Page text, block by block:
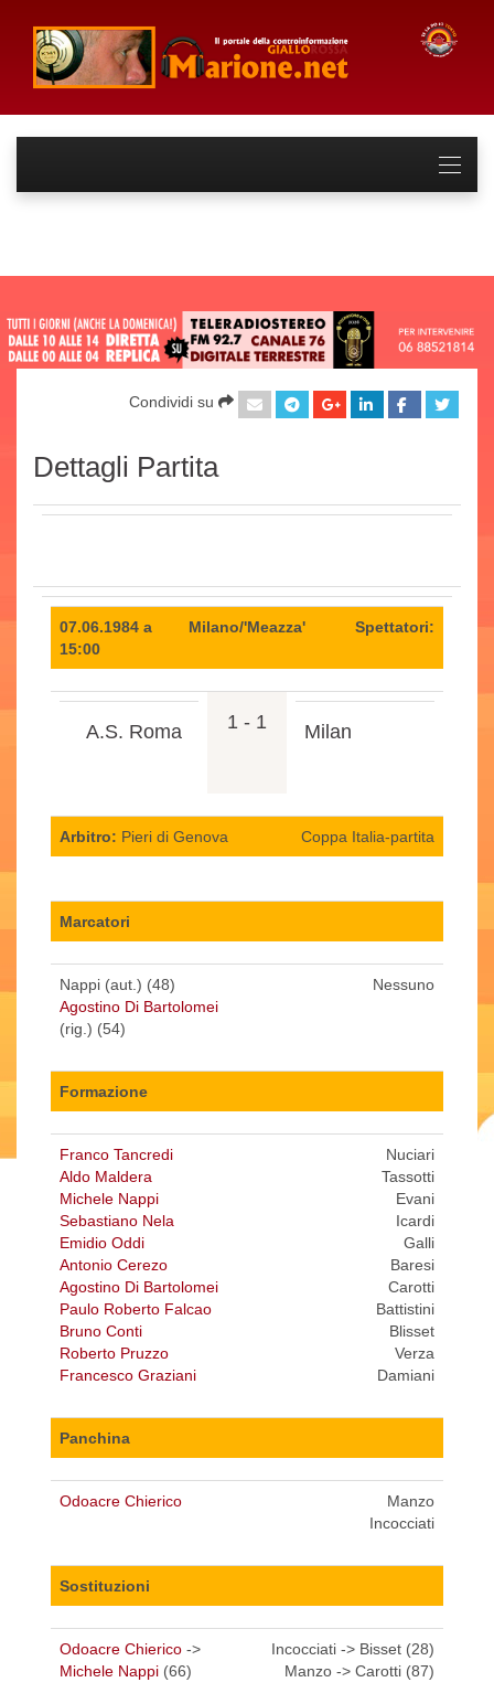
Condividi su
Dettagli Partita
07.06.1984 a
15:00
Milano/'Meazza' Spettatori:
A.S. Roma 1 - 1 Milan
Arbitro: Pieri di Genova Coppa Italia-partita
Marcatori
Nappi (aut.) (48)
Agostino Di Bartolomei
(rig.) (54)
Nessuno
Formazione
Franco Tancredi
Aldo Maldera
Michele Nappi
Sebastiano Nela
Emidio Oddi
Antonio Cerezo
Agostino Di Bartolomei
Paulo Roberto Falcao
Bruno Conti
Roberto Pruzzo
Francesco Graziani
Nuciari
Tassotti
Evani
Icardi
Galli
Baresi
Carotti
Battistini
Blisset
Verza
Damiani
Panchina
Odoacre Chierico
Manzo
Incocciati
Sostituzioni
Odoacre Chierico ->
Michele Nappi (66)
Incocciati -> Bisset (28)
Manzo -> Carotti (87)